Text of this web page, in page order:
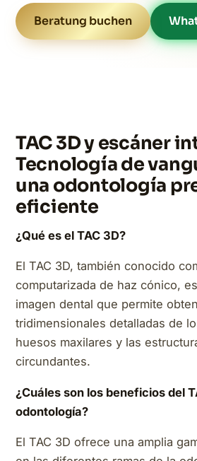
Beratung buchen
TAC 3D y escáner
Tecnología de
una odontología
eficiente
¿Qué es el TAC 3D?
El TAC 3D, también conocido
computarizada de haz cónico,
imagen dental que permite
tridimensionales detalladas de
huesos maxilares y las
circundantes.
¿Cuáles son los beneficios del
odontología?
El TAC 3D ofrece una amplia